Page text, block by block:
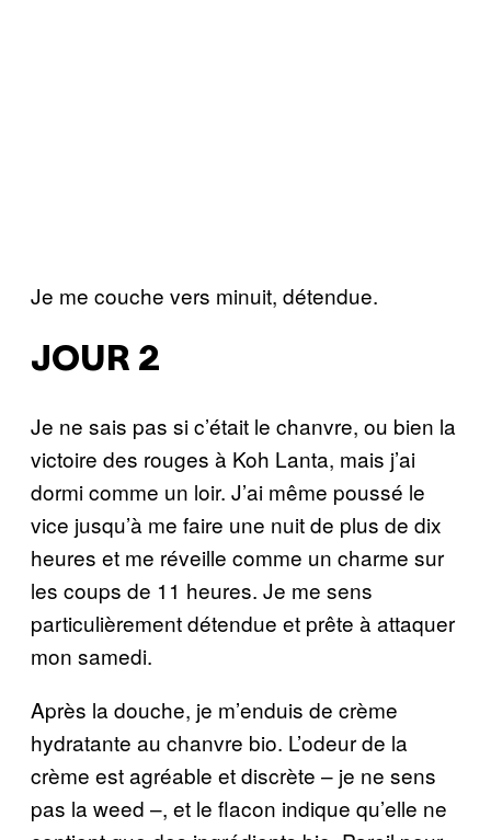
Je me couche vers minuit, détendue.
JOUR 2
Je ne sais pas si c’était le chanvre, ou bien la
victoire des rouges à Koh Lanta, mais j’ai
dormi comme un loir. J’ai même poussé le
vice jusqu’à me faire une nuit de plus de dix
heures et me réveille comme un charme sur
les coups de 11 heures. Je me sens
particulièrement détendue et prête à attaquer
mon samedi.
Après la douche, je m’enduis de crème
hydratante au chanvre bio. L’odeur de la
crème est agréable et discrète – je ne sens
pas la weed –, et le flacon indique qu’elle ne